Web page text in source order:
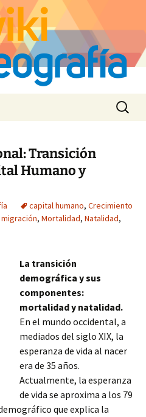
Buscar:
Transición
Humano y
capital humano, Crecimiento
migración, Mortalidad, Natalidad,
La transición
demográfica y sus
componentes:
mortalidad y natalidad.
En el mundo occidental, a
mediados del siglo XIX, la
esperanza de vida al nacer
era de 35 años.
Actualmente, la esperanza
de vida se aproxima a los 79
que explica la